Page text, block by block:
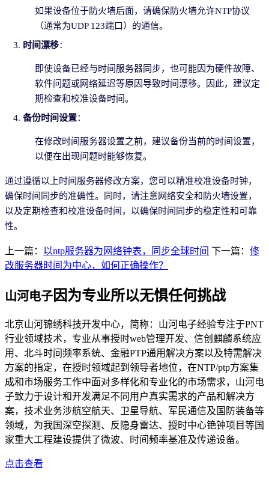
如果设备位于防火墙后面，请确保防火墙允许NTP协议
（通常为UDP 123端口）的通信。
时间漂移：
即使设备已经与时间服务器同步，也可能因为硬件故障、
软件问题或网络延迟等原因导致时间漂移。因此，建议定
期检查和校准设备时间。
备份时间设置：
在修改时间服务器设置之前，建议备份当前的时间设置，
以便在出现问题时能够恢复。
通过遵循以上时间服务器修改方案，您可以精准校准设备时钟，
确保时间同步的准确性。同时，请注意网络安全和防火墙设置，
以及定期检查和校准设备时间，以确保时间同步的稳定性和可靠
性。
上一篇： 以ntp服务器为网络钟表，同步全球时间 下一篇： 修
改服务器时间为中心，如何正确操作？
山河电子因为专业所以无惧任何挑战
北京山河锦绣科技开发中心，简称：山河电子经验专注于PNT
行业领域技术，专业从事授时web管理开发、信创麒麟系统应
用、北斗时间频率系统、金融PTP通用解决方案以及特需解决
方案的指定，在授时领域起到领导者地位，在NTP/ptp方案集
成和市场服务工作中面对多样化和专业化的市场需求，山河电
子致力于设计和开发满足不同用户真实需求的产品和解决方
案，技术业务涉航空航天、卫星导航、军民通信及国防装备等
领域，为我国深空探测、反隐身雷达、授时中心铯钟项目等国
家重大工程建设提供了微波、时间频率基准及传递设备。
点击查看